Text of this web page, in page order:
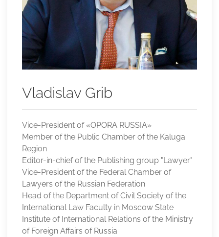
Vladislav Grib
Vice-President of «OPORA RUSSIA»
Member of the Public Chamber of the Kaluga
Region
Editor-in-chief of the Publishing group "Lawyer"
Vice-President of the Federal Chamber of
Lawyers of the Russian Federation
Head of the Department of Civil Society of the
International Law Faculty in Moscow State
Institute of International Relations of the Ministry
of Foreign Affairs of Russia